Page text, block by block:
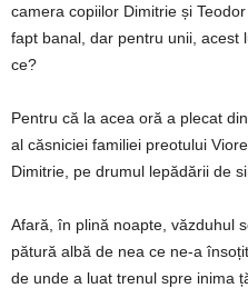
camera copiilor Dimitrie și
fapt banal, dar pentru unii, acest
ce?
Pentru că la acea oră a plecat
al căsniciei familiei preotului
Dimitrie, pe drumul lepădării de
Afară, în plină noapte, văzduhul
pătură albă de nea ce ne-a
de unde a luat trenul spre inima